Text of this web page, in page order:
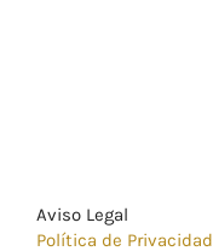
Aviso Legal
Política de Privacidad